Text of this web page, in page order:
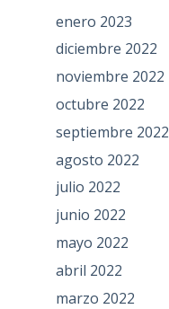
enero 2023
diciembre 2022
noviembre 2022
octubre 2022
septiembre 2022
agosto 2022
julio 2022
junio 2022
mayo 2022
abril 2022
marzo 2022